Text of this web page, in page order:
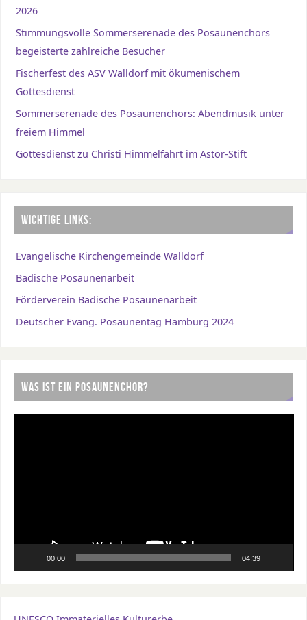
2026
Stimmungsvolle Sommerserenade des Posaunenchors
begeisterte zahlreiche Besucher
Fischerfest des ASV Walldorf mit ökumenischem
Gottesdienst
Sommerserenade des Posaunenchors: Abendmusik unter
freiem Himmel
Gottesdienst zu Christi Himmelfahrt im Astor-Stift
WICHTIGE LINKS:
Evangelische Kirchengemeinde Walldorf
Badische Posaunenarbeit
Förderverein Badische Posaunenarbeit
Deutscher Evang. Posaunentag Hamburg 2024
WAS IST EIN POSAUNENCHOR?
00:00 04:39